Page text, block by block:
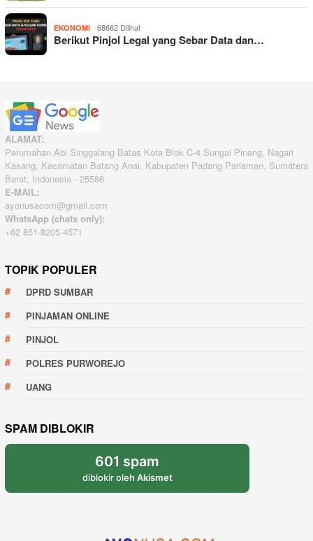
EKONOMI 68662 Dilihat
Berikut Pinjol Legal yang Sebar Data dan…
ALAMAT:
Perumahan Abi Singgalang Batas Kota Blok C-4 Sungai Pinang, Nagari
Kasang, Kecamatan Batang Anai, Kabupaten Padang Pariaman, Sumatera
Barat, Indonesia - 25586
E-MAIL:
ayonusacom@gmail.com
WhatsApp (chats only):
+62 851-8205-4571
TOPIK POPULER
DPRD SUMBAR
PINJAMAN ONLINE
PINJOL
POLRES PURWOREJO
UANG
SPAM DIBLOKIR
601 spam
diblokir oleh Akismet